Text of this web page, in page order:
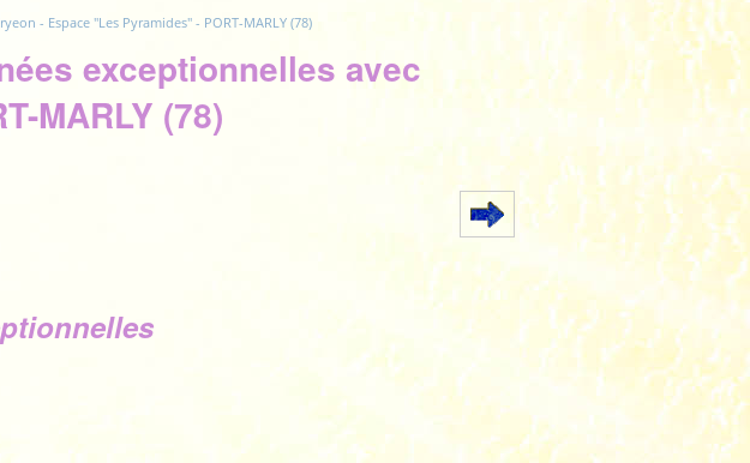
- Espace "Les Pyramides" - PORT-MARLY (78)
exceptionnelles avec
MARLY (78)